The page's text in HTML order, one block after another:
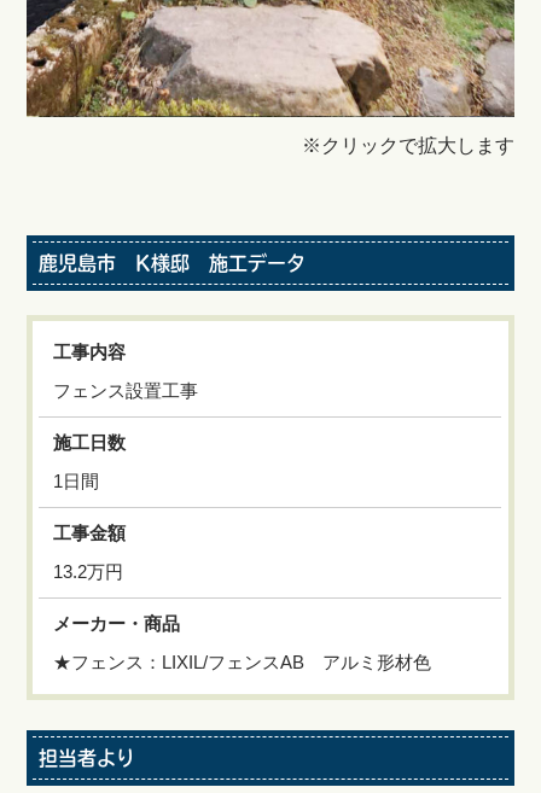
※クリックで拡大します
鹿児島市 K様邸 施工データ
工事内容
フェンス設置工事
施工日数
1日間
工事金額
13.2万円
メーカー・商品
★フェンス：LIXIL/フェンスAB アルミ形材色
担当者より